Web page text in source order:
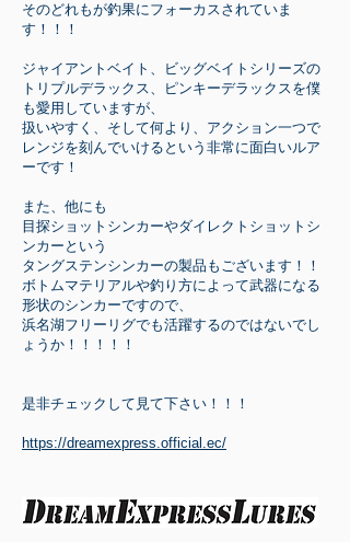
そのどれもが釣果にフォーカスされていま
す！！！
ジャイアントベイト、ビッグベイトシリーズの
トリプルデラックス、ピンキーデラックスを僕
も愛用していますが、
扱いやすく、そして何より、アクション一つで
レンジを刻んでいけるという非常に面白いルア
ーです！
また、他にも
目探ショットシンカーやダイレクトショットシ
ンカーという
タングステンシンカーの製品もございます！！
ボトムマテリアルや釣り方によって武器になる
形状のシンカーですので、
浜名湖フリーリグでも活躍するのではないでし
ょうか！！！！！
是非チェックして見て下さい！！！
https://dreamexpress.official.ec/